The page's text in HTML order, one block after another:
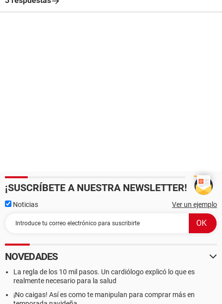
¡SUSCRÍBETE A NUESTRA NEWSLETTER!
Noticias Ver un ejemplo
NOVEDADES
La regla de los 10 mil pasos. Un cardiólogo explicó lo que es
realmente necesario para la salud
¡No caigas! Así es como te manipulan para comprar más en